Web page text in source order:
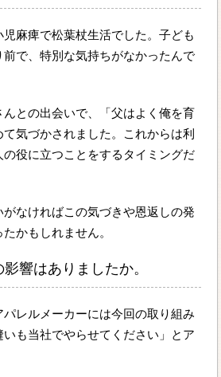
麻痺で松葉杖生活でした。子ども
で、特別な気持ちがなかったんで
との出会いで、「父はよく俺を育
気づかされました。これからは利
役に立つことをするタイミングだ
なければこの気づきや恩返しの発
かもしれません。
響はありましたか。
レルメーカーには今回の取り組み
も当社でやらせてください」とア